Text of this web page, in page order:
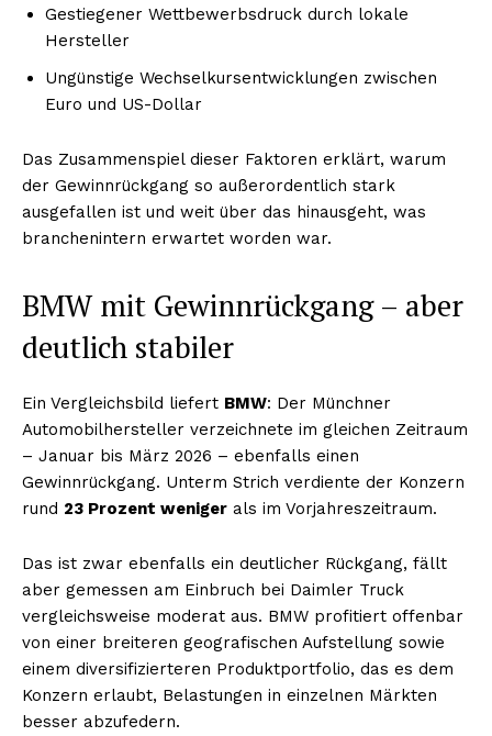
Gestiegener Wettbewerbsdruck durch lokale
Hersteller
Ungünstige Wechselkursentwicklungen zwischen
Euro und US-Dollar
Das Zusammenspiel dieser Faktoren erklärt, warum
der Gewinnrückgang so außerordentlich stark
ausgefallen ist und weit über das hinausgeht, was
branchenintern erwartet worden war.
BMW mit Gewinnrückgang – aber
deutlich stabiler
Ein Vergleichsbild liefert BMW: Der Münchner
Automobilhersteller verzeichnete im gleichen Zeitraum
– Januar bis März 2026 – ebenfalls einen
Gewinnrückgang. Unterm Strich verdiente der Konzern
rund 23 Prozent weniger als im Vorjahreszeitraum.
Das ist zwar ebenfalls ein deutlicher Rückgang, fällt
aber gemessen am Einbruch bei Daimler Truck
vergleichsweise moderat aus. BMW profitiert offenbar
von einer breiteren geografischen Aufstellung sowie
einem diversifizierteren Produktportfolio, das es dem
Konzern erlaubt, Belastungen in einzelnen Märkten
besser abzufedern.